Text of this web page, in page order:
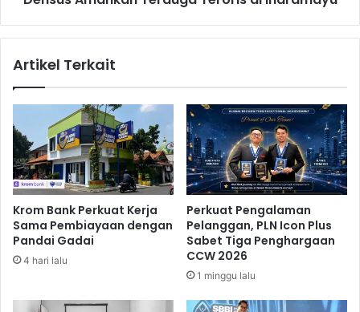
b
t
a
s
i
T
u
g
a
T
r
o
i
d
Artikel Terkait
Krom Bank Perkuat Kerja
Sama Pembiayaan dengan
Pandai Gadai
4 hari lalu
Perkuat Pengalaman
Pelanggan, PLN Icon Plus
Sabet Tiga Penghargaan
CCW 2026
1 minggu lalu